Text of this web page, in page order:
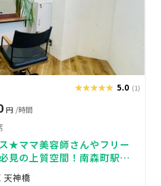
★★★★★
★★★★★ 5.0 (1)
円 /時間
★ママ美容師さんやフリー
見の上質空間！南森町駅前
天神橋